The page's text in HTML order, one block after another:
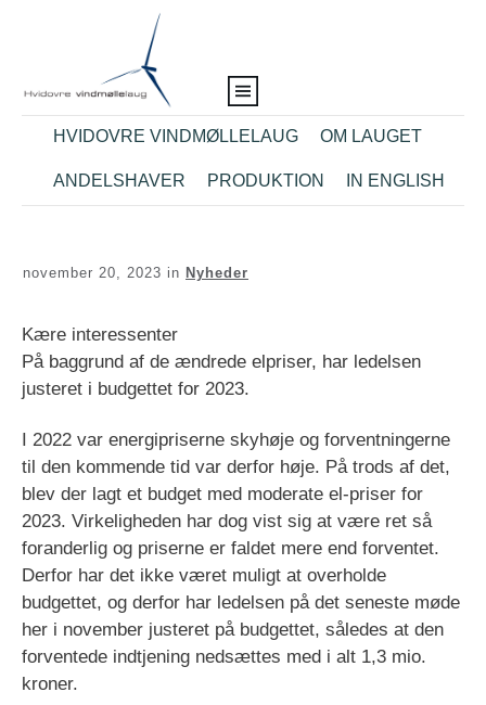
HVIDOVRE VINDMØLLELAUG OM LAUGET
ANDELSHAVER PRODUKTION IN ENGLISH
november 20, 2023 in Nyheder
Kære interessenter
På baggrund af de ændrede elpriser, har ledelsen
justeret i budgettet for 2023.
I 2022 var energipriserne skyhøje og forventningerne
til den kommende tid var derfor høje. På trods af det,
blev der lagt et budget med moderate el-priser for
2023. Virkeligheden har dog vist sig at være ret så
foranderlig og priserne er faldet mere end forventet.
Derfor har det ikke været muligt at overholde
budgettet, og derfor har ledelsen på det seneste møde
her i november justeret på budgettet, således at den
forventede indtjening nedsættes med i alt 1,3 mio.
kroner.